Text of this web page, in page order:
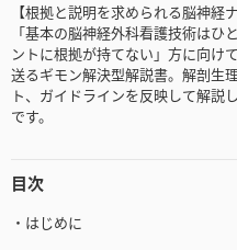
【根拠と説明を求められる脳神経
「基本の脳神経外科看護技術はひ
ントに根拠が持てない」方に向け
送るギモン解決型解説書。解剖生
ト、ガイドラインを反映して解説
です。
目次
・はじめに